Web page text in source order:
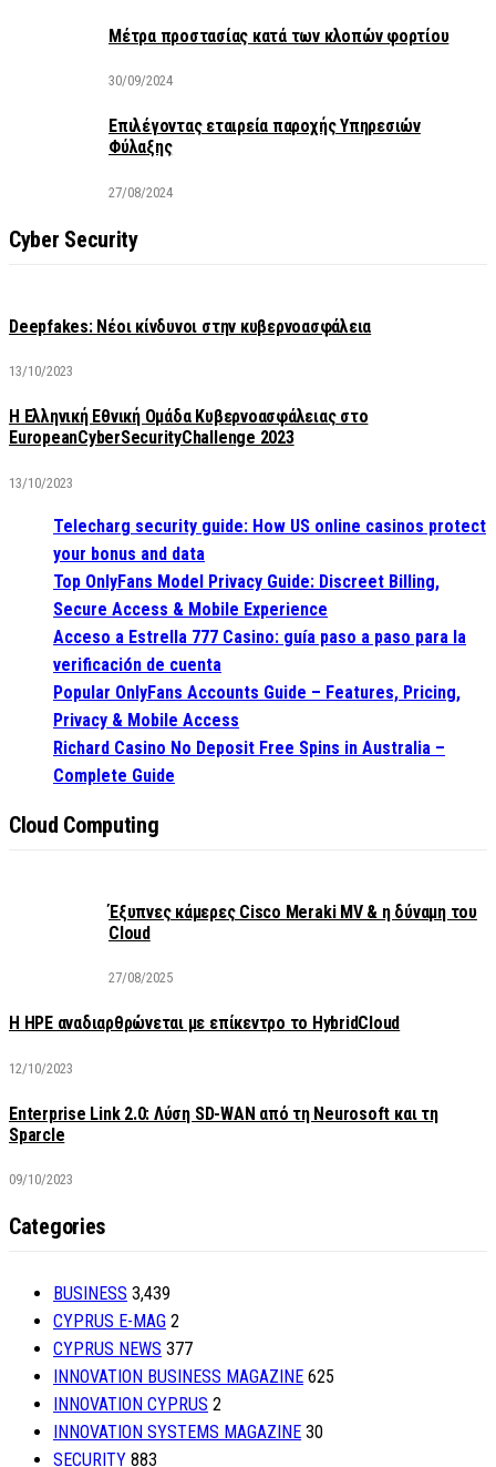
Μέτρα προστασίας κατά των κλοπών φορτίου
30/09/2024
Επιλέγοντας εταιρεία παροχής Υπηρεσιών
Φύλαξης
27/08/2024
Cyber Security
Deepfakes: Νέοι κίνδυνοι στην κυβερνοασφάλεια
13/10/2023
Η Ελληνική Εθνική Ομάδα Κυβερνοασφάλειας στο
EuropeanCyberSecurityChallenge 2023
13/10/2023
Telecharg security guide: How US online casinos protect
your bonus and data
Top OnlyFans Model Privacy Guide: Discreet Billing,
Secure Access & Mobile Experience
Acceso a Estrella 777 Casino: guía paso a paso para la
verificación de cuenta
Popular OnlyFans Accounts Guide – Features, Pricing,
Privacy & Mobile Access
Richard Casino No Deposit Free Spins in Australia –
Complete Guide
Cloud Computing
Έξυπνες κάμερες Cisco Meraki MV & η δύναμη του
Cloud
27/08/2025
H HPE αναδιαρθρώνεται με επίκεντρο το HybridCloud
12/10/2023
Enterprise Link 2.0: Λύση SD-WAN από τη Neurosoft και τη
Sparcle
09/10/2023
Categories
BUSINESS 3,439
CYPRUS E-MAG 2
CYPRUS NEWS 377
INNOVATION BUSINESS MAGAZINE 625
INNOVATION CYPRUS 2
INNOVATION SYSTEMS MAGAZINE 30
SECURITY 883